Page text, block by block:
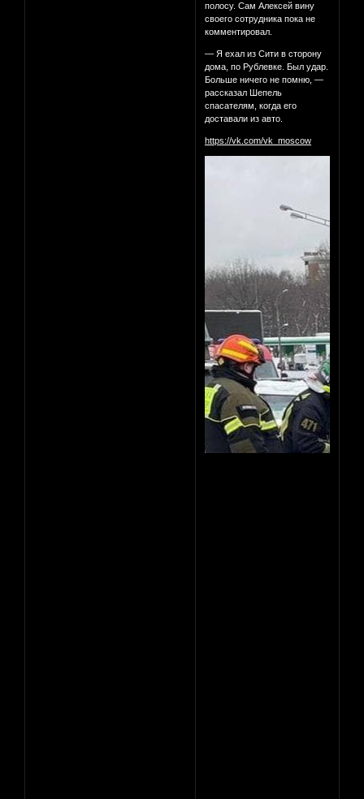
полосу. Сам Алексей вину
своего сотрудника пока не
комментировал.
— Я ехал из Сити в сторону
дома, по Рублевке. Был удар.
Больше ничего не помню, —
рассказал Шепель
спасателям, когда его
доставали из авто.
https://vk.com/vk_moscow